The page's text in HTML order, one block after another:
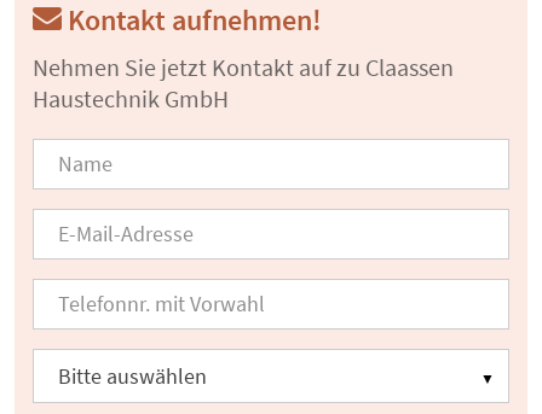
Kontakt aufnehmen!
Nehmen Sie jetzt Kontakt auf zu Claassen
Haustechnik GmbH